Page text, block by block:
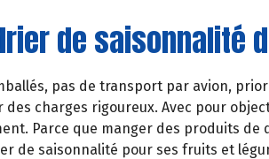
de saisonnalité
pas de transport par avion,
charges rigoureux. Avec pour
Parce que manger des produits de
de saisonnalité pour ses fruits et